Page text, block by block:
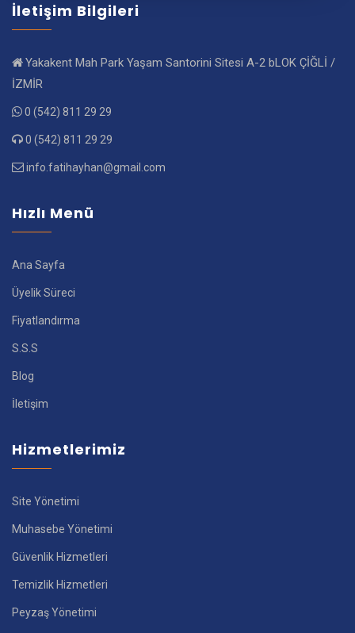
İletişim Bilgileri
Yakakent Mah Park Yaşam Santorini Sitesi A-2 bLOK ÇİĞLİ /
İZMİR
0 (542) 811 29 29
0 (542) 811 29 29
info.fatihayhan@gmail.com
Hızlı Menü
Ana Sayfa
Üyelik Süreci
Fiyatlandırma
S.S.S
Blog
İletişim
Hizmetlerimiz
Site Yönetimi
Muhasebe Yönetimi
Güvenlik Hizmetleri
Temizlik Hizmetleri
Peyzaş Yönetimi